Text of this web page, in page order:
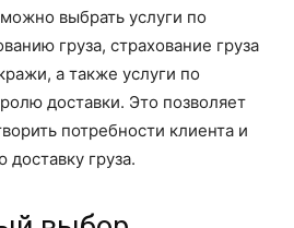
выбрать услуги по
груза, страхование груза
а также услуги по
доставки. Это позволяет
потребности клиента и
груза.